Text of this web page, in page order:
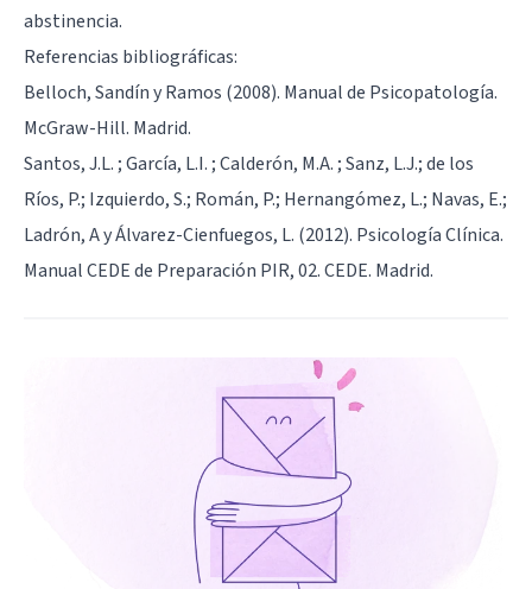
abstinencia.
Referencias bibliográficas:
Belloch, Sandín y Ramos (2008). Manual de Psicopatología.
McGraw-Hill. Madrid.
Santos, J.L. ; García, L.I. ; Calderón, M.A. ; Sanz, L.J.; de los
Ríos, P.; Izquierdo, S.; Román, P.; Hernangómez, L.; Navas, E.;
Ladrón, A y Álvarez-Cienfuegos, L. (2012). Psicología Clínica.
Manual CEDE de Preparación PIR, 02. CEDE. Madrid.